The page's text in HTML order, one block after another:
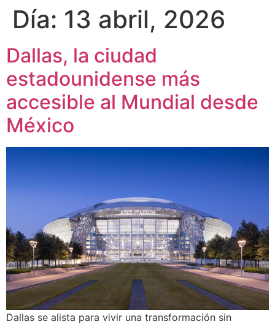
Día: 13 abril, 2026
Dallas, la ciudad
estadounidense más
accesible al Mundial desde
México
Dallas se alista para vivir una transformación sin